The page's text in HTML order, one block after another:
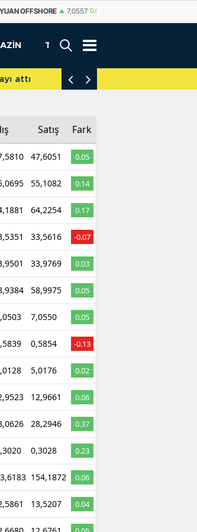
YUAN 7,0550 0.05%
TEKNOLOJİ
Satış Fark
47,6051 0.05
55,1082 0.14
64,2254
0.17
33,5616 -0.07
33,9769 0.03
58,9975 0.05
7,0550 0.05
0,5854 -0.13
5,0176 0.02
12,9661 0.06
28,2946 0.37
0,3028 0.23
154,1872 0.06
13,5207 0.04